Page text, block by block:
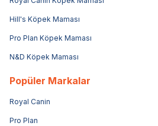
Hill's Köpek Maması
Pro Plan Köpek Maması
N&D Köpek Maması
Popüler Markalar
Royal Canin
Pro Plan